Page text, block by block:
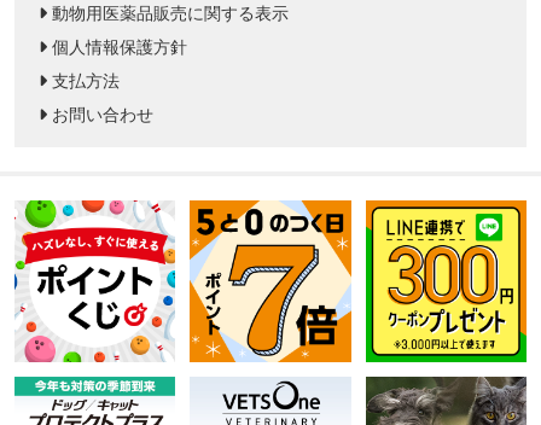
動物用医薬品販売に関する表示
個人情報保護方針
支払方法
お問い合わせ